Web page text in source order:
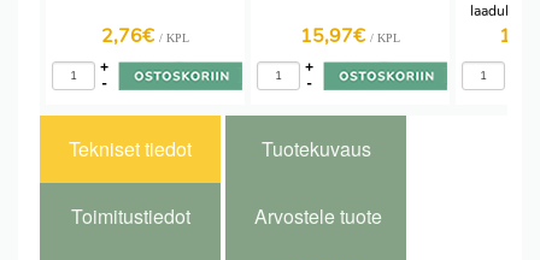
2,76€ / KPL
-
+
15,97€ / KPL
-
+
laadukas
Tekniset tiedot Tuotekuvaus
Toimitustiedot Arvostele tuote